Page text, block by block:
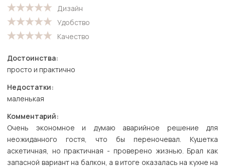
С низкой оценкойДизайн
Удобство
Качество
Достоинства:
просто и практично
Недостатки:
маленькая
Комментарий:
Очень экономное и думаю аварийное решение для
неожиданного гостя, что бы переночевал. Кушетка
аскетичная, но практичная - проверено жизнью. Брал как
запасной вариант на балкон, а в итоге оказалась на кухне на